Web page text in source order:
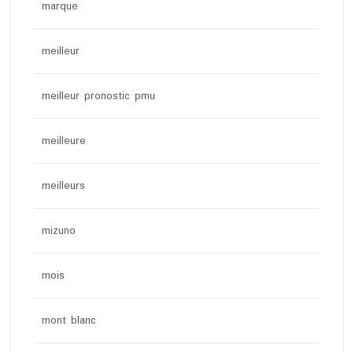
marque
meilleur
meilleur pronostic pmu
meilleure
meilleurs
mizuno
mois
mont blanc